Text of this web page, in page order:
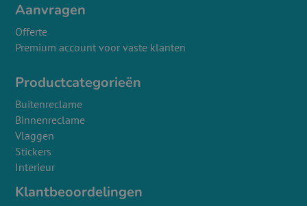
Aanvragen
Offerte
Premium account voor vaste klanten
Productcategorieën
Buitenreclame
Binnenreclame
Vlaggen
Stickers
Interieur
Klantbeoordelingen